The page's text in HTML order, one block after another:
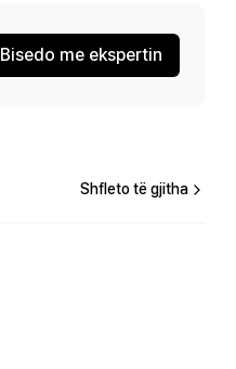
Bisedo me ekspertin
Shfleto të gjitha